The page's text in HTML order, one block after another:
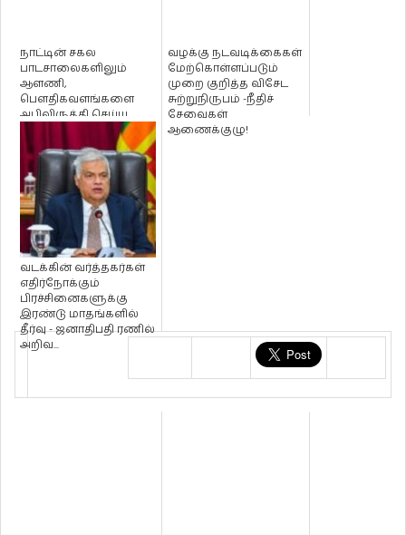
நாட்டின் சகல
பாடசாலைகளிலும்
ஆளணி,
பௌதிகவளங்களை
அபிவிருத்தி செய்ய
நடவடிக்கை – பிரதமர்!
வழக்கு நடவடிக்கைகள்
மேற்கொள்ளப்படும்
முறை குறித்த விசேட
சுற்றுநிருபம் -நீதிச்
சேவைகள்
ஆணைக்குழு!
வடக்கின் வர்த்தகர்கள்
எதிர்நோக்கும்
பிரச்சினைகளுக்கு
இரண்டு மாதங்களில்
தீர்வு - ஜனாதிபதி ரணில்
அறிவ...